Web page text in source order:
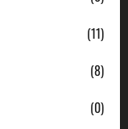
(11)
(8)
(0)